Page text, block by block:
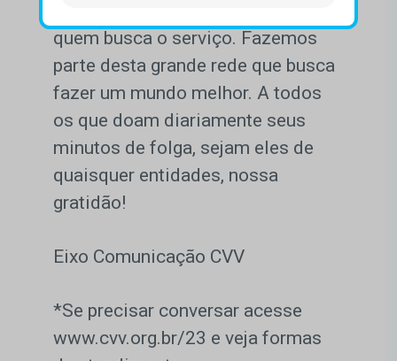
quem busca o serviço. Fazemos
parte desta grande rede que busca
fazer um mundo melhor. A todos
os que doam diariamente seus
minutos de folga, sejam eles de
quaisquer entidades, nossa
gratidão!
Eixo Comunicação CVV
*Se precisar conversar acesse
www.cvv.org.br/23 e veja formas